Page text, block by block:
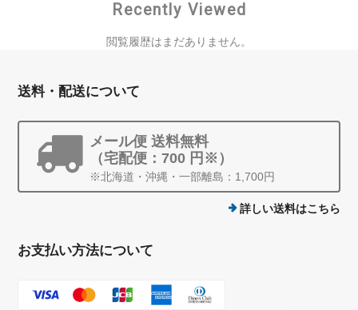
Recently Viewed
閲覧履歴はまだありません。
送料・配送について
メール便 送料無料
（宅配便：700 円※）
※北海道・沖縄・一部離島：1,700円
詳しい送料はこちら
お支払い方法について